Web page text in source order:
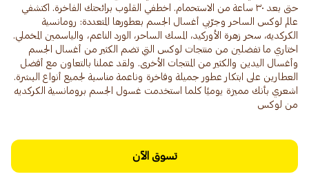
حتى بعد ٣٠ ساعة من الاستحمام. اخطفي القلوب برائحتك الفاخرة. اكتشفي
عالم لوكس الساحر وجرّبي أغسال الجسم بعطورها المتعددة: رومانسية
الكركديه، سحر زهرة الأوركيد، المسك الساحر، الورد الناعم، والياسمين المخملي.
اختاري ما تفضلين من منتجات لوكس التي تضم الكثير من أغسال الجسم
وأغسال اليدين والكثير من المنتجات الأخرى. ولقد عملنا بالتعاون مع أفضل
العطارين على ابتكار عطور جميلة وفاخرة وناعمة مناسبة لجميع أنواع البشرة.
اشعري بأنك مميزة يوميًا كلما استخدمت غسول الجسم برومانسية الكركديه
من لوكس
تسوق الآن